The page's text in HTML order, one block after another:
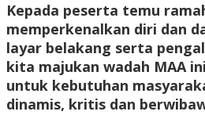
Kepada peserta temu
memperkenalkan diri dan
layar belakang serta
kita majukan wadah MAA
untuk kebutuhan
dinamis, kritis dan